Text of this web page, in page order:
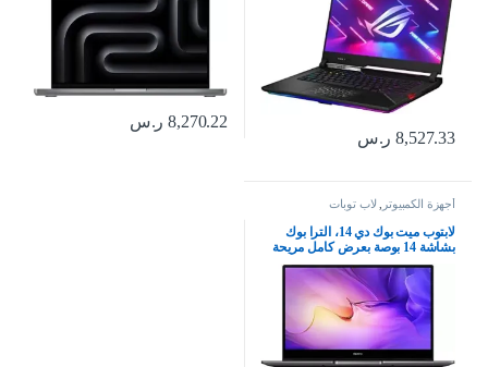
جب د د ار5، انتل، ذاكرة رام 16.0 GB
8,527.33 ر.س
رمادي فلكي؛ العربية/الإنجليزية
8,270.22 ر.س
أجهزة الكمبيوتر لاب توبات
لابتوب ميت بوك دي 14، الترا بوك
بشاشة 14 بوصة بعرض كامل مريحة
للعين 1080P ومعالج انتل كور i5 الجيل
11 وزر طاقة ببصمة إصبع وشاحن
محمول كبير 65 واط بسعة 8
هواوي، رمادي